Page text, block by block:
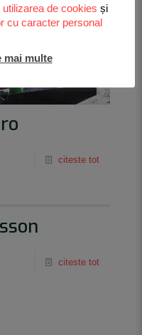
citeste tot
citeste tot
de cookies și
cu caracter personal
mai multe